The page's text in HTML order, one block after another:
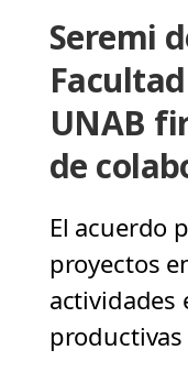
Seremi
UNAB
de
El acuerdo
proyectos
actividades